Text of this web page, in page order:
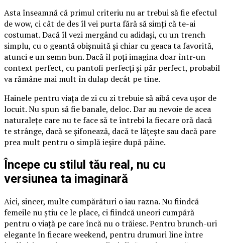
Asta înseamnă că primul criteriu nu ar trebui să fie efectul
de wow, ci cât de des îl vei purta fără să simți că te-ai
costumat. Dacă îl vezi mergând cu adidași, cu un trench
simplu, cu o geantă obișnuită și chiar cu geaca ta favorită,
atunci e un semn bun. Dacă îl poți imagina doar într-un
context perfect, cu pantofi perfecți și păr perfect, probabil
va rămâne mai mult în dulap decât pe tine.
Hainele pentru viața de zi cu zi trebuie să aibă ceva ușor de
locuit. Nu spun să fie banale, deloc. Dar au nevoie de acea
naturalețe care nu te face să te întrebi la fiecare oră dacă
te strânge, dacă se șifonează, dacă te lățește sau dacă pare
prea mult pentru o simplă ieșire după pâine.
Începe cu stilul tău real, nu cu
versiunea ta imaginară
Aici, sincer, multe cumpărături o iau razna. Nu fiindcă
femeile nu știu ce le place, ci fiindcă uneori cumpără
pentru o viață pe care încă nu o trăiesc. Pentru brunch-uri
elegante în fiecare weekend, pentru drumuri line între